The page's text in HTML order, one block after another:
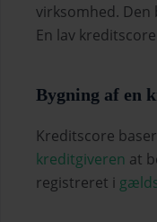
virksomhed.
En lav
Bygning af en
Kreditscore
kreditgiveren at
registreret i